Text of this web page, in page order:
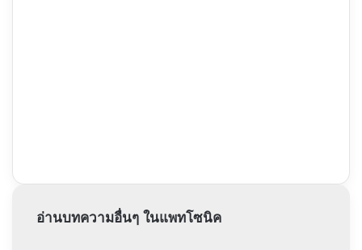
อ่านบทความอื่นๆ ในแพทโซนิค